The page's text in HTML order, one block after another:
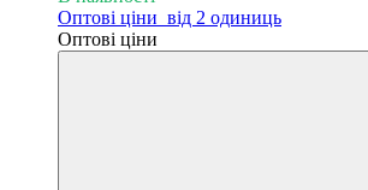
Оптові ціни від 2 одиниць
Оптові ціни